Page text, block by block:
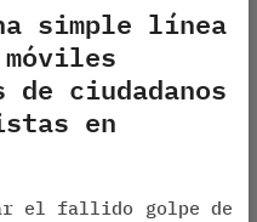
simple línea
ciudadanos
en
el fallido golpe de